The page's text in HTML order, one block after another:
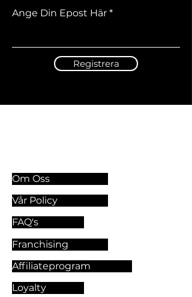
Ange Din Epost Här
Registrera
Om Oss
Vår Policy
FAQ's
Franchising
Affiliateprogram
Loyalty